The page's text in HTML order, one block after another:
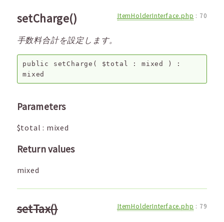
setCharge() ItemHolderInterface.php : 70
手数料合計を設定します。
public setCharge ( $total : mixed
) :
mixed
Parameters
$total : mixed
Return values
mixed
setTax() ItemHolderInterface.php : 79